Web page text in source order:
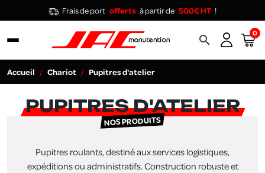
Frais de port offerts à partir de 500€ HT !
search 0
Accueil Chariot Pupitres d'atelier
PUPITRES D'ATELIER
NOS PRODUITS
Pupitres roulants, destiné aux services logistiques,
expéditions ou administratifs. Construction robuste et